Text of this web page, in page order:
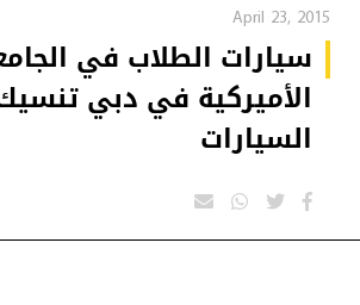
April 23, 2015
سيارات الطلاب في
الأميركية في دبي
السيارات